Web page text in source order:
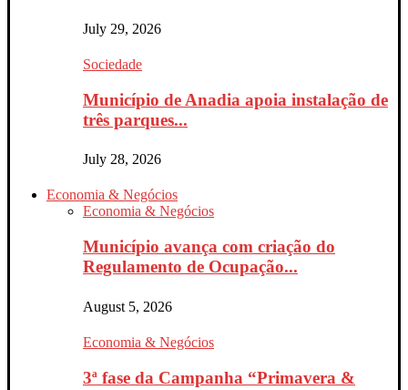
July 29, 2026
Sociedade
Município de Anadia apoia instalação de
três parques...
July 28, 2026
Economia & Negócios
Economia & Negócios
Município avança com criação do
Regulamento de Ocupação...
August 5, 2026
Economia & Negócios
3ª fase da Campanha “Primavera &